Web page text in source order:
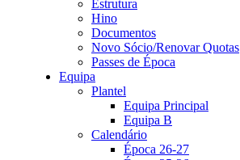
Estrutura
Hino
Documentos
Novo Sócio/Renovar Quotas
Passes de Época
Equipa
Plantel
Equipa Principal
Equipa B
Calendário
Época 26-27